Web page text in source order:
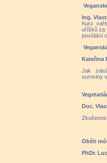
Ing.
Kurz
oříšků za
povídání
Kateřina
Jak
suroviny
Doc.
Oběti
PhDr.